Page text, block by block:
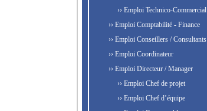
›› Emploi Technico-Commercial
›› Emploi Comptabilité - Finance
›› Emploi Conseillers / Consultants
›› Emploi Coordinateur
›› Emploi Directeur / Manager
›› Emploi Chef de projet
›› Emploi Chef d’équipe